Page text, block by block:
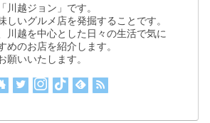
川越ジョン」です。
しいグルメ店を発掘することです。
川越を中心とした日々の生活で気に
めのお店を紹介します。
願いいたします。